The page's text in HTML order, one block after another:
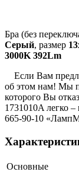
Бра (без
Серый, размер
3000K 392Lm
Если Вам
об этом нам! Мы
которого Вы
1731010A легко
665-90-10
Основные